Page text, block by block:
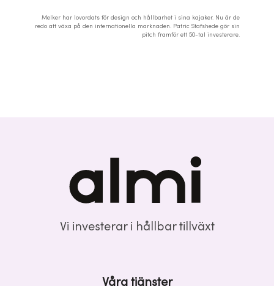
Melker har lovordats för design och hållbarhet i sina kajaker. Nu är de
redo att växa på den internationella marknaden. Patric Stafshede gör sin
pitch framför ett 50-tal investerare.
Vi investerar i hållbar tillväxt
Våra tjänster